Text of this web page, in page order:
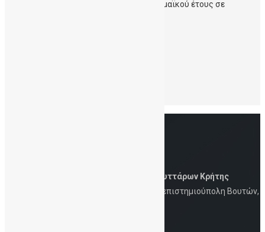
υποτροφία/άσκηση στο τέλος του Ακαδημαϊκού έτους σε
Δημόσια Τράπεζα Ομφαλικών Βλαστοκυττάρων Κρήτης
Iατρική Σχολή, Πανεπιστήμιο Κρήτης, Πανεπιστημιούπολη Βουτών,